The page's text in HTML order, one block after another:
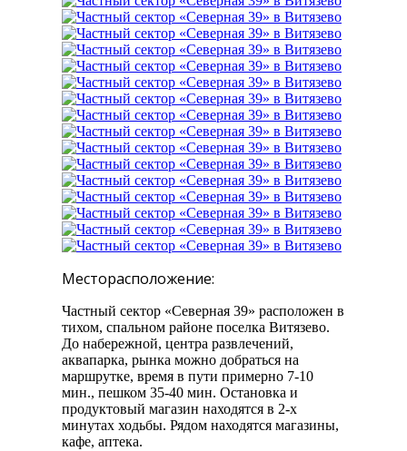
Месторасположение:
Частный сектор «Северная 39» расположен в
тихом, спальном районе поселка Витязево.
До набережной, центра развлечений,
аквапарка, рынка можно добраться на
маршрутке, время в пути примерно 7-10
мин., пешком 35-40 мин. Остановка и
продуктовый магазин находятся в 2-х
минутах ходьбы. Рядом находятся магазины,
кафе, аптека.